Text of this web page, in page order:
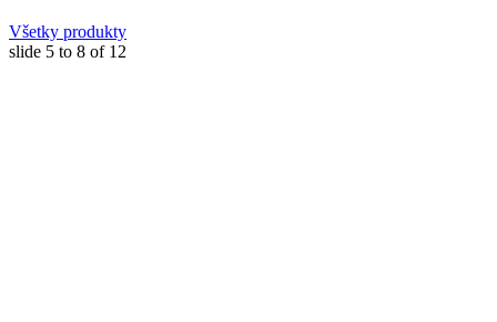
Všetky produkty
slide 5 to 8 of 12